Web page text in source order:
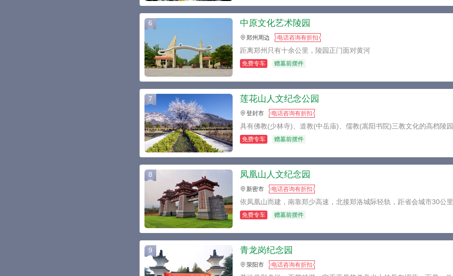
6 中原文化艺术陵园
郑州周边 电话咨询有折扣
距离郑州只有十余公里，陵园正门面对黄河
免费专车 赠墓前摆件
7 莲花山人文纪念公园
登封市 电话咨询有折扣
具有佛教(少林寺)、道教(中岳庙)、儒教(嵩阳书院)三教文化的高档陵园
免费专车 赠墓前摆件
8 凤凰山人文纪念园
新密市 电话咨询有折扣
依凤凰山而建，南靠郑少高速，北接郑洛城际轻轨，距省会城市30公里
免费专车 赠墓前摆件
9 青龙岗纪念园
荥阳市 电话咨询有折扣